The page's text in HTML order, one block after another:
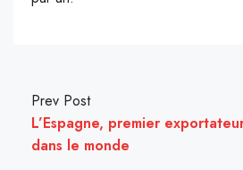
Prev Post
L’Espagne, premier
dans le monde